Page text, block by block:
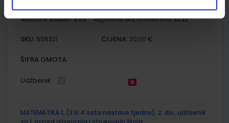
Autor(i):Branimir Dakić Neven Elezović
Nakladnik:ELEMENT d.o.o. Registarski broj ministarstva:6232
SKU: 556321 CIJENA: 20,00 €
ŠIFRA OMOTA:
Udžbenik
MATEMATIKA 1; (3 ili 4 sata nastave tjedno), 2. dio, udžbenik